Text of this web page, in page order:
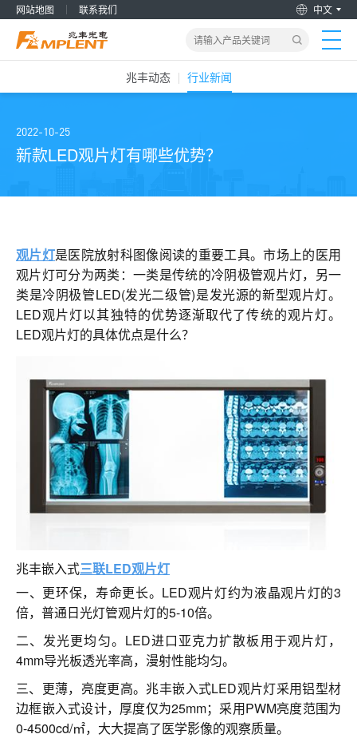
网站地图 联系我们 中文
产品&解决方案
加入兆丰
服务支持
兆丰动态 行业新闻
2022-10-25
新款LED观片灯有哪些优势？
观片灯是医院放射科图像阅读的重要工具。市场上的医用
观片灯可分为两类：一类是传统的冷阴极管观片灯，另一
类是冷阴极管LED(发光二级管)是发光源的新型观片灯。
LED观片灯以其独特的优势逐渐取代了传统的观片灯。
LED观片灯的具体优点是什么？
兆丰嵌入式三联LED观片灯
一、更环保，寿命更长。LED观片灯约为液晶观片灯的3
倍，普通日光灯管观片灯的5-10倍。
二、发光更均匀。LED进口亚克力扩散板用于观片灯，
4mm导光板透光率高，漫射性能均匀。
三、更薄，亮度更高。兆丰嵌入式LED观片灯采用铝型材
边框嵌入式设计，厚度仅为25mm；采用PWM亮度范围为
0-4500cd/㎡，大大提高了医学影像的观察质量。